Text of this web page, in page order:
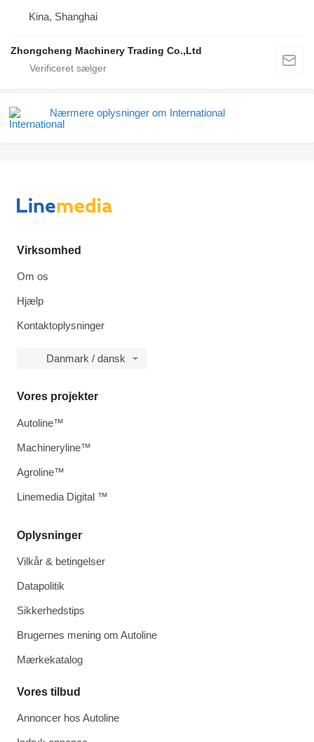
Kina, Shanghai
Zhongcheng Machinery Trading Co.,Ltd
Nærmere oplysninger om International
Virksomhed
Om os
Hjælp
Kontaktoplysninger
Danmark / dansk
Oplysninger
Vilkår & betingelser
Datapolitik
Sikkerhedstips
Brugernes mening om Autoline
Mærkekatalog
Vores tilbud
Annoncer hos Autoline
Vores projekter
Autoline™
Machineryline™
Agroline™
Linemedia Digital ™